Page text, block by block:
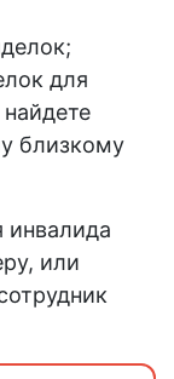
для
близкому
инвалида
или